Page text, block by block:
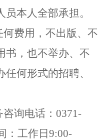
本人全部承担。
费用，不出版、不
书，也不举办、不
何形式的招聘、
咨询电话：0371-
：工作日 9:00-